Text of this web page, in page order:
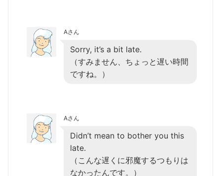
Aさん
Sorry, it’s a bit late.
（すみません、ちょっと遅い時間
ですね。）
Aさん
Didn’t mean to bother you this
late.
（こんな遅くに邪魔するつもりは
なかったんです。）